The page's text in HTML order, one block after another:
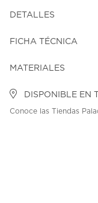
DETALLES
FICHA TÉCNICA
MATERIALES
DISPONIBLE EN
Conoce las Tiendas